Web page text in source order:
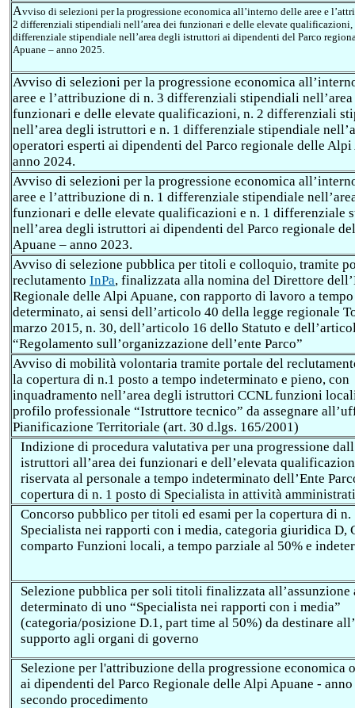
Avviso di selezioni per la progressione economica all’interno delle aree e
2 differenziali stipendiali nell’area dei funzionari e delle elevate qualificazioni,
differenziale stipendiale nell’area degli istruttori ai dipendenti del Parco
Apuane – anno 2025.
Avviso di selezioni per la progressione economica
aree e l’attribuzione di n. 3 differenziali stipendiali
funzionari e delle elevate qualificazioni, n. 2 differenziali
nell’area degli istruttori e n. 1 differenziale stipendiale
operatori esperti ai dipendenti del Parco regionale delle Alpi
anno 2024.
Avviso di selezioni per la progressione economica
aree e l’attribuzione di n. 1 differenziale stipendiale
funzionari e delle elevate qualificazioni e n. 1 differenziale
nell’area degli istruttori ai dipendenti del Parco regionale
Apuane – anno 2023.
Avviso di selezione pubblica per titoli e colloquio, tramite
reclutamento InPa, finalizzata alla nomina del Direttore
Regionale delle Alpi Apuane, con rapporto di lavoro a
determinato, ai sensi dell’articolo 40 della legge regionale
marzo 2015, n. 30, dell’articolo 16 dello Statuto e
“Regolamento sull’organizzazione dell’ente Parco”
Avviso di mobilità volontaria tramite portale del
la copertura di n.1 posto a tempo indeterminato e pieno, con
inquadramento nell’area degli istruttori CCNL funzioni
profilo professionale “Istruttore tecnico” da assegnare
Pianificazione Territoriale (art. 30 d.lgs. 165/2001)
Indizione di procedura valutativa per una progressione
istruttori all’area dei funzionari e dell’elevata
riservata al personale a tempo indeterminato dell’Ente
copertura di n. 1 posto di Specialista in attività
Concorso pubblico per titoli ed esami per la copertura di n.
Specialista nei rapporti con i media, categoria giuridica D,
comparto Funzioni locali, a tempo parziale al 50% e
Selezione pubblica per soli titoli finalizzata all’assunzione
determinato di uno “Specialista nei rapporti con i media”
(categoria/posizione D.1, part time al 50%) da destinare
supporto agli organi di governo
Selezione per l'attribuzione della progressione economica
ai dipendenti del Parco Regionale delle Alpi Apuane -
secondo procedimento